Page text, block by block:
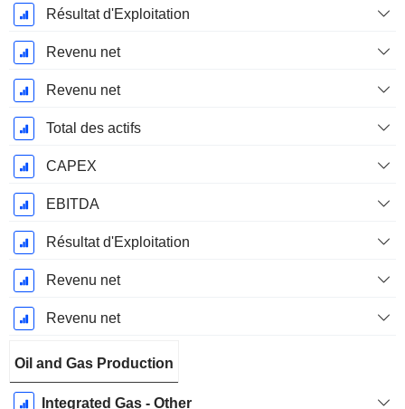
Résultat d'Exploitation
Revenu net
Revenu net
Total des actifs
CAPEX
EBITDA
Résultat d'Exploitation
Revenu net
Revenu net
Oil and Gas Production
Integrated Gas - Other